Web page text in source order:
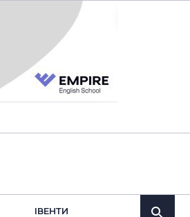
IВЕНТИ